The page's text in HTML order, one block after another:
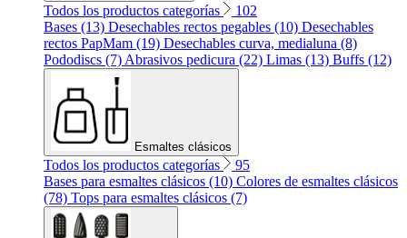
Todos los productos categorías
102
Bases (13) Desechables rectos pegables (10) Desechables
rectos PapMam (19) Desechables curva, medialuna (8)
Pododiscs (7) Abrasivos pedicura (22) Limas (13) Buffs (12)
Esmaltes clásicos
Todos los productos categorías
95
Bases para esmaltes clásicos (10) Colores de esmaltes clásicos
(78) Tops para esmaltes clásicos (7)